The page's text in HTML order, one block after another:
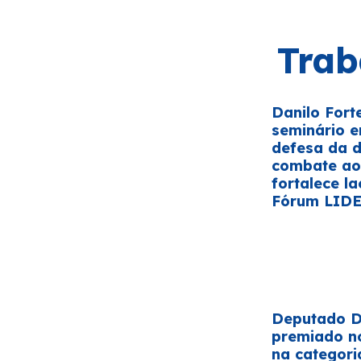
Danilo
seminário
defesa da
combate
fortalece
Fórum
Deputado
premiado
na